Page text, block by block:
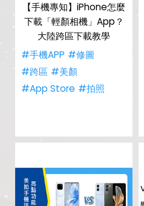
【手機專知】iPhone怎麼
下載「輕顏相機」App？
大陸跨區下載教學
#手機APP #修圖
#跨區 #美顏
#App Store #拍照